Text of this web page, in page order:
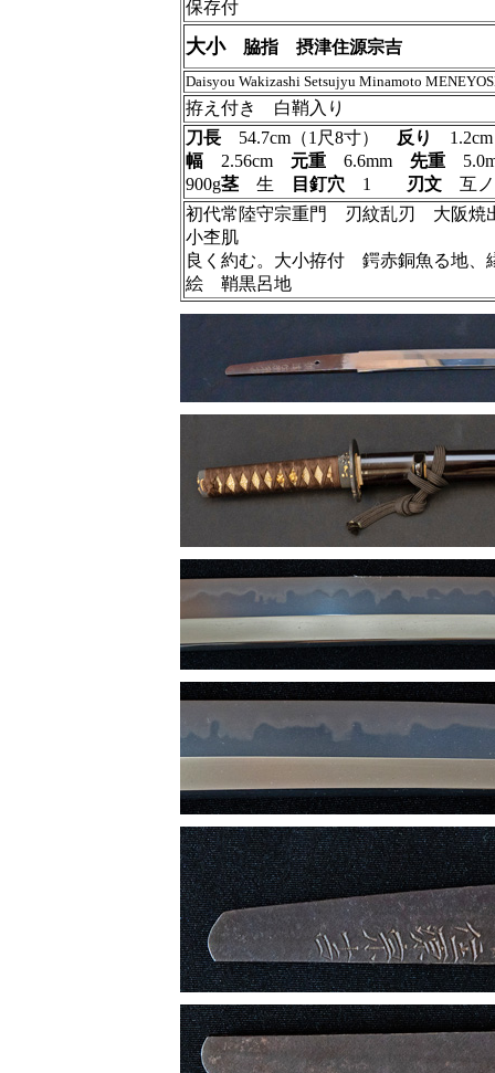
保存付
大小脇指 摂津住源宗吉
Daisyou Wakizashi Setsujyu Minamoto
拵え付き 白鞘入り
刀長 54.7cm（1尺8寸） 反り
幅 2.56cm 元重 6.6mm 先重
900g茎 生 目釘穴 1 刃文 互ノ
初代常陸守宗重門 刃紋乱刃 大阪焼
小杢肌
良く約む。大小拵付 鍔赤銅魚る地
絵 鞘黒呂地